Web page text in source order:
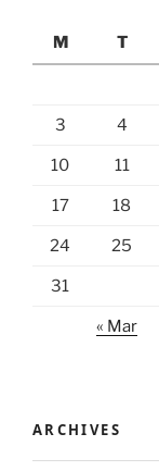
M
T
3 4
10 11
17 18
24 25
31
« Mar
ARCHIVES